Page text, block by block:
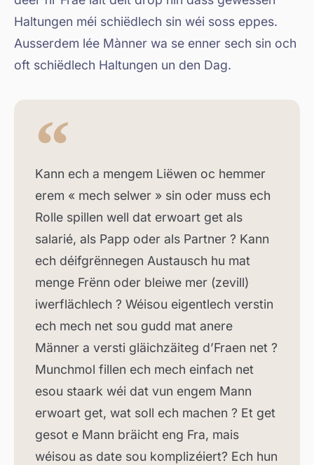
Haltungen méi schiëdlech sin wéi soss eppes.
Ausserdem lée Mànner wa se enner sech sin och
oft schiëdlech Haltungen un den Dag.
Kann ech a mengem Liëwen oc hemmer
erem « mech selwer » sin oder muss ech
Rolle spillen well dat erwoart get als
salarié, als Papp oder als Partner ? Kann
ech déifgrënnegen Austausch hu mat
menge Frënn oder bleiwe mer (zevill)
iwerflächlech ? Wéisou eigentlech verstin
ech mech net sou gudd mat anere
Männer a versti gläichzäiteg d’Fraen net ?
Munchmol fillen ech mech einfach net
esou staark wéi dat vun engem Mann
erwoart get, wat soll ech machen ? Et get
gesot e Mann bräicht eng Fra, mais
wéisou as date sou komplizéiert? Ech hun